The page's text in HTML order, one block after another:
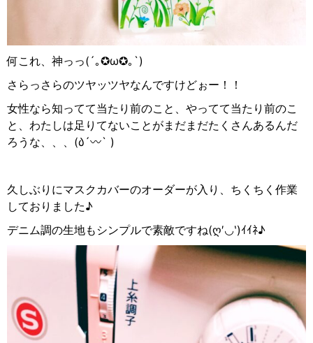
何これ、神っっ(´｡✪ω✪｡ `)
さらっさらのツヤッツヤなんですけどぉー！！
女性なら知ってて当たり前のこと、やってて当たり前のこ
と、わたしは足りてないことがまだまだたくさんあるんだ
ろうな、、、 (᠔ ´〰` )
久しぶりにマスクカバーのオーダーが入り、ちくちく作業
しておりました♪
デニム調の生地もシンプルで素敵ですね(ღ′◡︎‵)ｲｲﾈ♪